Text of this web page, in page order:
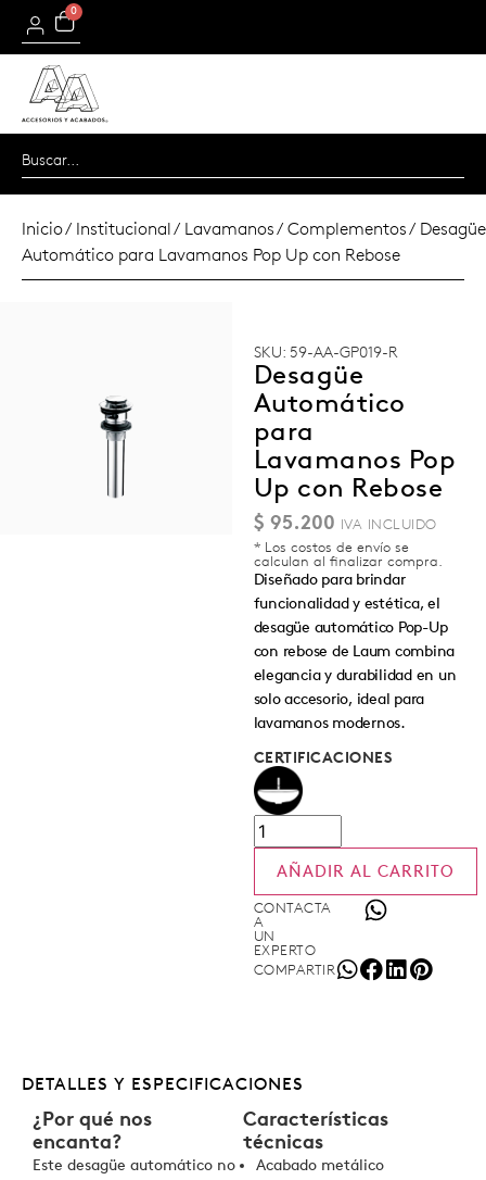
0
Inicio/ Institucional/ Lavamanos/ Complementos/ Desagüe
Automático para Lavamanos Pop Up con Rebose
SKU: 59-AA-GP019-R
Desagüe
Automático
para
Lavamanos Pop
Up con Rebose
$ 95.200
* Los costos de envío se
calculan al finalizar compra.
Diseñado para brindar
funcionalidad y estética, el
desagüe automático Pop-Up
con rebose de Laum combina
elegancia y durabilidad en un
solo accesorio, ideal para
lavamanos modernos.
CERTIFICACIONES
AÑADIR AL CARRITO
CONTACTA
A
UN
EXPERTO
COMPARTIR
DETALLES Y ESPECIFICACIONES
¿Por qué nos
encanta?
Este desagüe automático no
Características
técnicas
Acabado metálico